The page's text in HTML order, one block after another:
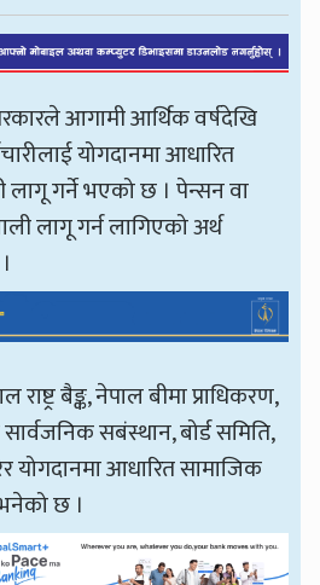
आगामी आर्थिक वर्षदेखि
योगदानमा आधारित
लागू गर्ने भएको छ । पेन्सन वा
लागू गर्न लागिएको अर्थ
बैङ्क, नेपाल बीमा प्राधिकरण,
सबंस्थान, बोर्ड समिति,
योगदानमा आधारित सामाजिक
छ ।